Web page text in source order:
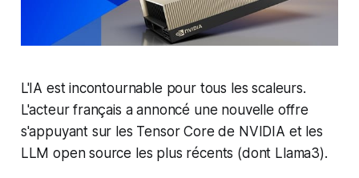
L'IA est incontournable pour tous les scaleurs.
L'acteur français a annoncé une nouvelle offre
s'appuyant sur les Tensor Core de NVIDIA et les
LLM open source les plus récents (dont Llama3).